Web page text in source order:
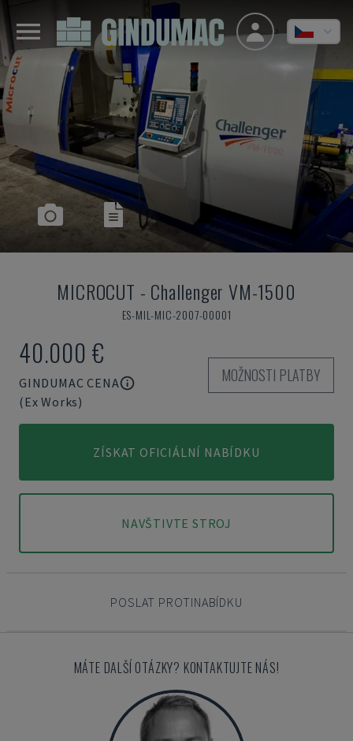
MICROCUT - Challenger VM-1500
ES-MIL-MIC-2007-00001
40.000 €
GINDUMAC CENA
(Ex Works)
MOŽNOSTI PLATBY
ZÍSKAT OFICIÁLNÍ NABÍDKU
NAVŠTIVTE STROJ
POSLAT PROTINABÍDKU
MÁTE DALŠÍ OTÁZKY? KONTAKTUJTE NÁS!